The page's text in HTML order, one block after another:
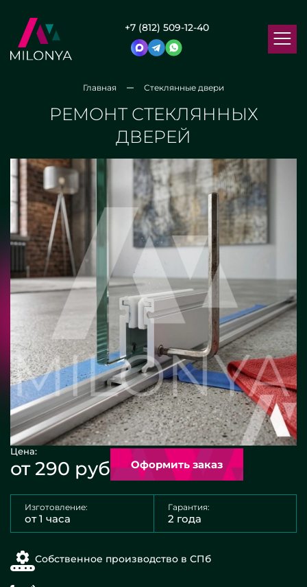
+7 (812) 509-12-40
Главная Стеклянные двери
РЕМОНТ СТЕКЛЯННЫХ
ДВЕРЕЙ
Цена:
от 290 руб Оформить заказ
Изготовление:
от 1 часа
Гарантия:
2 года
Собственное производство в СПб